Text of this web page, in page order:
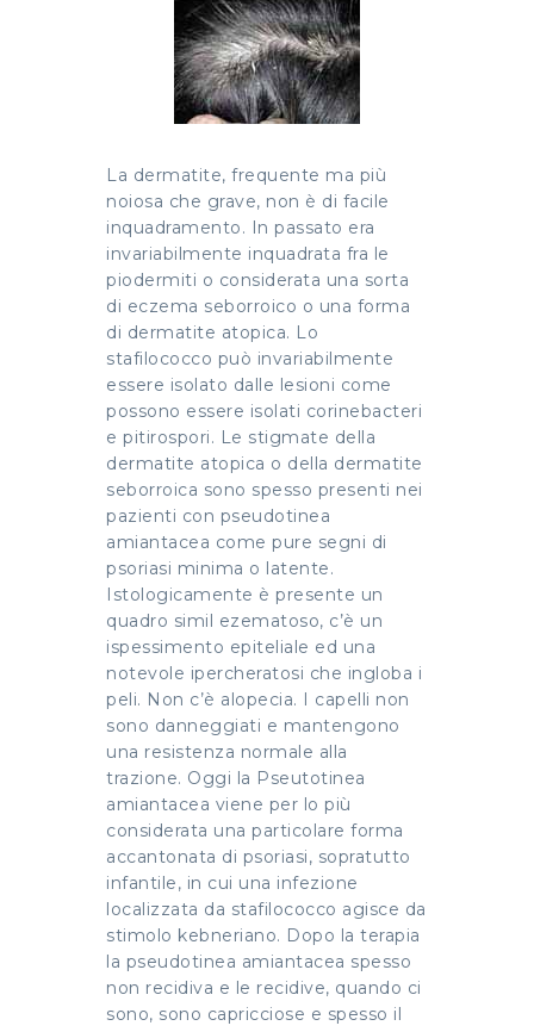
La dermatite, frequente ma più
noiosa che grave, non è di facile
inquadramento. In passato era
invariabilmente inquadrata fra le
piodermiti o considerata una sorta
di eczema seborroico o una forma
di dermatite atopica. Lo
stafilococco può invariabilmente
essere isolato dalle lesioni come
possono essere isolati corinebacteri
e pitirospori. Le stigmate della
dermatite atopica o della dermatite
seborroica sono spesso presenti nei
pazienti con pseudotinea
amiantacea come pure segni di
psoriasi minima o latente.
Istologicamente è presente un
quadro simil ezematoso, c’è un
ispessimento epiteliale ed una
notevole ipercheratosi che ingloba i
peli. Non c’è alopecia. I capelli non
sono danneggiati e mantengono
una resistenza normale alla
trazione. Oggi la Pseutotinea
amiantacea viene per lo più
considerata una particolare forma
accantonata di psoriasi, sopratutto
infantile, in cui una infezione
localizzata da stafilococco agisce da
stimolo kebneriano. Dopo la terapia
la pseudotinea amiantacea spesso
non recidiva e le recidive, quando ci
sono, sono capricciose e spesso il